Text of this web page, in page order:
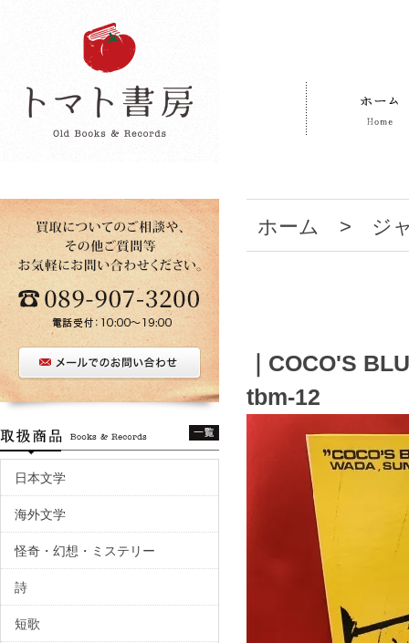
ホーム > ジ
｜COCO'S
tbm-12
日本文学
海外文学
怪奇・幻想・ミステリー
詩
短歌